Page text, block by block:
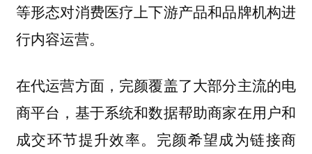
等形态对消费医疗上下游产品和品牌机构进
行内容运营。
在代运营方面，完颜覆盖了大部分主流的电
商平台，基于系统和数据帮助商家在用户和
成交环节提升效率。完颜希望成为链接商